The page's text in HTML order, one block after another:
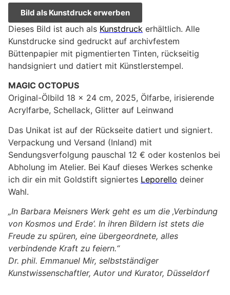
Bild als Kunstdruck erwerben
Dieses Bild ist auch als Kunstdruck erhältlich. Alle
Kunstdrucke sind gedruckt auf archivfestem
Büttenpapier mit pigmentierten Tinten, rückseitig
handsigniert und datiert mit Künstlerstempel.
MAGIC OCTOPUS
Original-Ölbild 18 x 24 cm, 2025, Ölfarbe, irisierende
Acrylfarbe, Schellack, Glitter auf Leinwand
Das Unikat ist auf der Rückseite datiert und signiert.
Verpackung und Versand (Inland) mit
Sendungsverfolgung pauschal 12 € oder kostenlos bei
Abholung im Atelier. Bei Kauf dieses Werkes schenke
ich dir ein mit Goldstift signiertes Leporello deiner
Wahl.
„In Barbara Meisners Werk geht es um die ‚Verbindung
von Kosmos und Erde‘. In ihren Bildern ist stets die
Freude zu spüren, eine übergeordnete, alles
verbindende Kraft zu feiern.“
Dr. phil. Emmanuel Mir, selbstständiger
Kunstwissenschaftler, Autor und Kurator, Düsseldorf